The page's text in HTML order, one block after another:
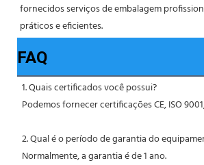
fornecidos serviços de embalagem
práticos e eficientes.
FAQ
1. Quais certificados você possui?
Podemos fornecer certificações CE, ISO
2. Qual é o período de garantia do
Normalmente, a garantia é de 1 ano.